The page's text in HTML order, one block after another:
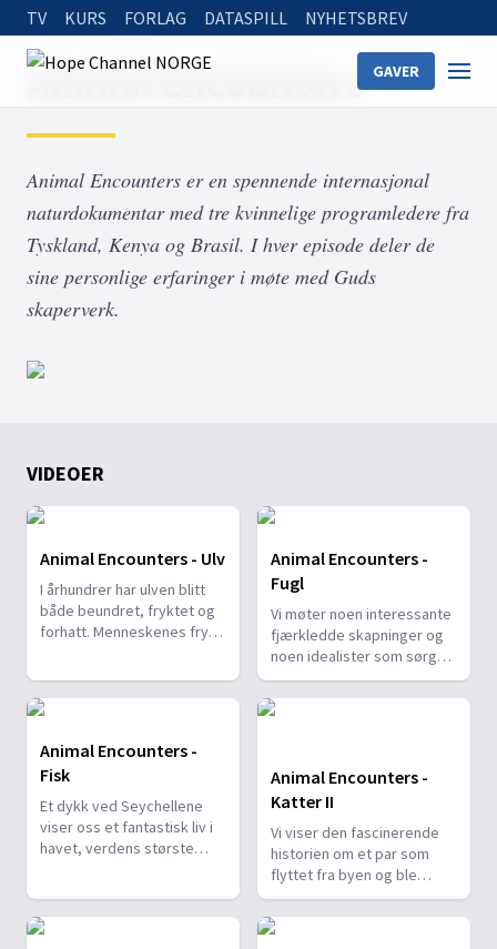
TV KURS FORLAG DATASPILL NYHETSBREV
GAVER
Home
Animal Encounters
Animal Encounters er en spennende internasjonal
naturdokumentar med tre kvinnelige programledere fra
Tyskland, Kenya og Brasil. I hver episode deler de
sine personlige erfaringer i møte med Guds
skaperverk.
VIDEOER
Animal Encounters - Ulv
I århundrer har ulven blitt
både beundret, fryktet og
forhatt. Menneskenes frykt
dyrene.
Animal Encounters -
Fugl
Vi møter noen interessante
fjærkledde skapninger og
noen idealister som sørger
for å holde liv i fugler som
ville omkommet uten hjelp.
Animal Encounters -
Fisk
Et dykk ved Seychellene
viser oss et fantastisk liv i
havet, verdens største
Animal Encounters -
Katter II
Vi viser den fascinerende
historien om et par som
flyttet fra byen og ble
engasjert i å bevare ville
dyr, særlig de største
kattene i Afrika.